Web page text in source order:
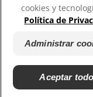
Condiciones de uso
Política de
Condiciones de
No vender mi
cookies y
Política de
Administrar
Aceptar todo